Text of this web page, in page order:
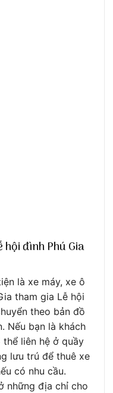
đình Phú Gia
là xe máy, xe ô
tham gia Lễ hội
theo bản đồ
Nếu bạn là khách
liên hệ ở quầy
lưu trú để thuê xe
có nhu cầu.
những địa chỉ cho